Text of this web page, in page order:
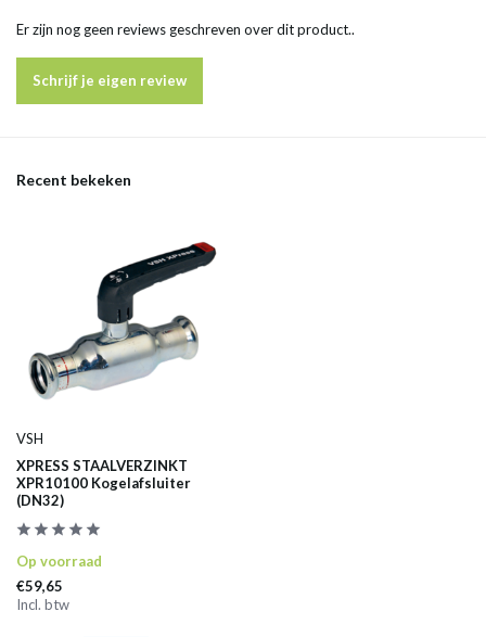
Er zijn nog geen reviews geschreven over dit product..
Schrijf je eigen review
Recent bekeken
VSH
XPRESS STAALVERZINKT
XPR10100 Kogelafsluiter
(DN32)
Op voorraad
€59,65
Incl. btw